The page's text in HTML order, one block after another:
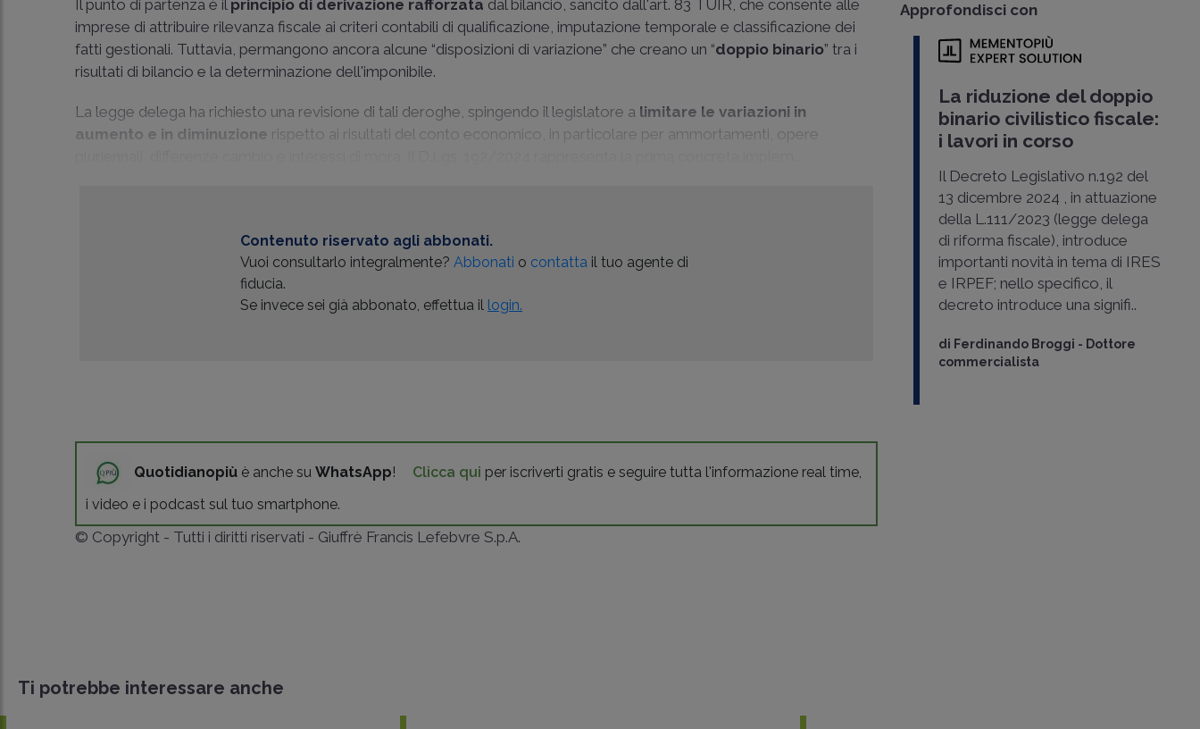
Il punto di partenza è il principio di derivazione rafforzata dal bilancio, sancito dall'art. 83 TUIR, che consente alle
imprese di attribuire rilevanza fiscale ai criteri contabili di qualificazione, imputazione temporale e classificazione dei
fatti gestionali. Tuttavia, permangono ancora alcune “disposizioni di variazione” che creano un “doppio binario” tra i
risultati di bilancio e la determinazione dell'imponibile.
La legge delega ha richiesto una revisione di tali deroghe, spingendo il legislatore a limitare le variazioni in
aumento e in diminuzione rispetto ai risultati del conto economico, in particolare per ammortamenti, opere
Contenuto riservato agli abbonati.
Vuoi consultarlo integralmente?Abbonati o contatta il tuo agente di
fiducia.
Se invece sei già abbonato, effettua il login.
Quotidianopiù è anche suWhatsApp! Clicca qui per iscriverti gratis e seguire tutta l'informazione real time,
i video e i podcast sul tuo smartphone.
© Copyright - Tutti i diritti riservati - Giuffrè Francis Lefebvre S.p.A.
Approfondisci con
La riduzione del doppio
binario civilistico fiscale:
i lavori in corso
Il Decreto Legislativo n.192 del
13 dicembre 2024 , in attuazione
della L.111/2023 (legge delega
di riforma fiscale), introduce
importanti novità in tema di IRES
e IRPEF; nello specifico, il
decreto introduce una signifi..
di Ferdinando Broggi - Dottore
commercialista
Ti potrebbe interessare anche